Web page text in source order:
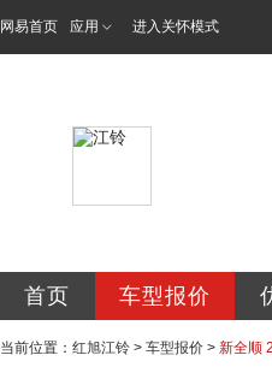
网易首页 应用 进入关怀模式
首页 车型报价
当前位置： 红旭江铃 > 车型报价 > 新全顺